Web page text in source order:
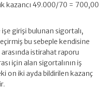
kazancı 49.000/70 = 700,00
girişi bulunan sigortalı,
bu sebeple kendisine
istirahat raporu
için alan sigortalının iş
on iki ayda bildirilen kazanç